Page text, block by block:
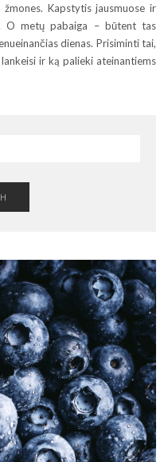
Kapstytis jausmuose ir
O metų pabaiga – būtent tas
dienas. Prisiminti tai,
ir ką palieki ateinantiems